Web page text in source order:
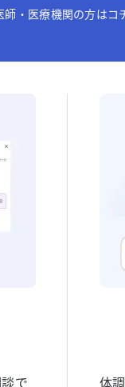
師・医療機関の方はコ
で 体